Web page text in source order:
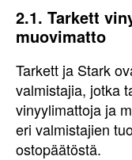
2.1. Tarkett
muovimatto
Tarkett ja Stark
valmistajia, jotka
vinyylimattoja ja
eri valmistajien
ostopäätöstä.